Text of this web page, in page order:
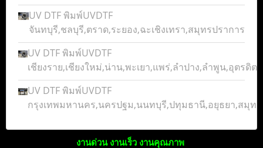
UV DTF พิมพ์UVDTF
จันทบุรี,ชลบุรี,ตราด,ระยอง,ฉะเชิงเทรา,สมุทรปราการ
UV DTF พิมพ์UVDTF
เชียงราย,เชียงใหม่,น่าน,พะเยา,แพร่,ลำปาง,ลำพูน,อุตรดิตถ์
UV DTF พิมพ์UVDTF
กรุงเทพมหานคร,นครปฐม,นนทบุรี,ปทุมธานี,อยุธยา,สมุท
งานด่วน งานเร็ว งานคุณภาพ